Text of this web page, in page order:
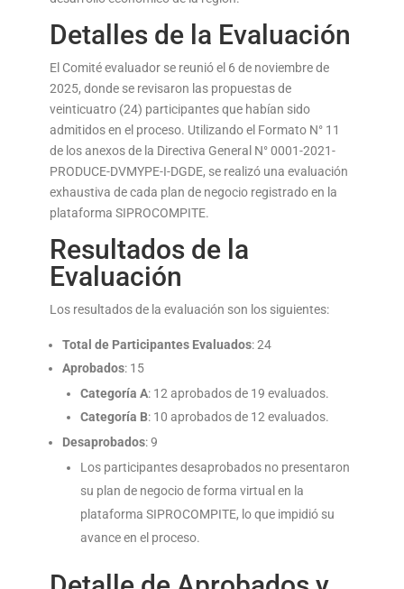
Detalles de la Evaluación
El Comité evaluador se reunió el 6 de noviembre de
2025, donde se revisaron las propuestas de
veinticuatro (24) participantes que habían sido
admitidos en el proceso. Utilizando el Formato N° 11
de los anexos de la Directiva General N° 0001-2021-
PRODUCE-DVMYPE-I-DGDE, se realizó una evaluación
exhaustiva de cada plan de negocio registrado en la
plataforma SIPROCOMPITE.
Resultados de la
Evaluación
Los resultados de la evaluación son los siguientes:
Total de Participantes Evaluados: 24
Aprobados: 15
Categoría A: 12 aprobados de 19 evaluados.
Categoría B: 10 aprobados de 12 evaluados.
Desaprobados: 9
Los participantes desaprobados no presentaron
su plan de negocio de forma virtual en la
plataforma SIPROCOMPITE, lo que impidió su
avance en el proceso.